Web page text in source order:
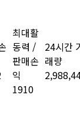
최대활
동력 /
판매손
익
1910
24시간
래량